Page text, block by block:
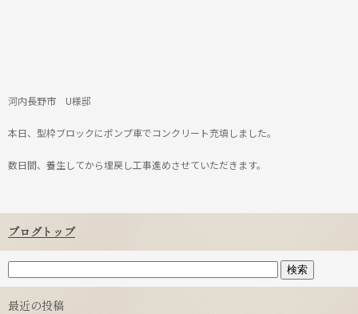
河内長野市 U様邸
本日、型枠ブロックにポンプ車でコンクリート充填しました。
数日間、養生してから埋戻し工事進めさせていただきます。
ブログトップ
最近の投稿